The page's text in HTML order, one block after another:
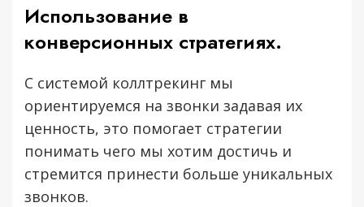
Использование в
конверсионных стратегиях.
С системой коллтрекинг мы
ориентируемся на звонки задавая их
ценность, это помогает стратегии
понимать чего мы хотим достичь и
стремится принести больше уникальных
звонков.
Давайте работать вместе
Оставьте свои контактные данные и наш